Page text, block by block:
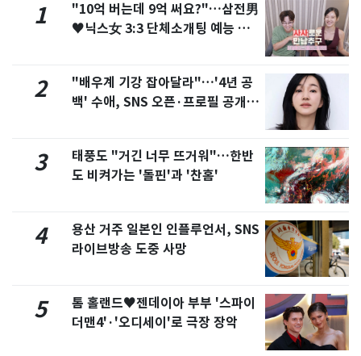
1
"10억 버는데 9억 써요?"…삼전男
♥닉스女 3:3 단체소개팅 예능 화
2
"배우계 기강 잡아달라"…'4년 공
백' 수애, SNS 오픈·프로필 공개
3
태풍도 "거긴 너무 뜨거워"…한반
도 비켜가는 '돌핀'과 '찬홈'
4
용산 거주 일본인 인플루언서, SNS
라이브방송 도중 사망
5
톰 홀랜드♥젠데이아 부부 '스파이
더맨4'·'오디세이'로 극장 장악